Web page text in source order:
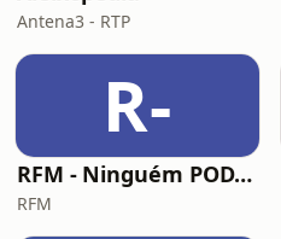
Antena3 - RTP
R-
RFM - Ninguém POD comigo
RFM